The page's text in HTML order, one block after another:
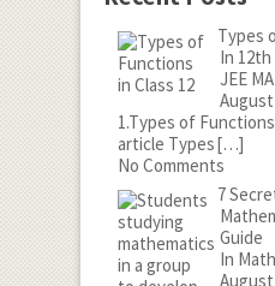
Types
In
JEE
August
1.Types of
article Types[…]
No Comments
7
Guide
In
August